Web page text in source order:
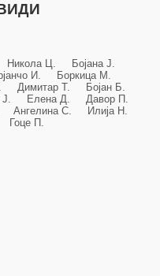
Ц. Бојана Ј.
И. Боркица М.
Димитар Т. Бојан Б.
Елена Д. Давор П.
Ангелина С. Илија Н.
Гоце П.